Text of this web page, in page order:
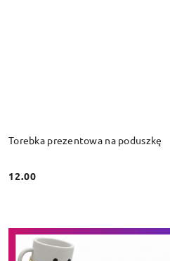
Torebka prezentowa na poduszkę
Cena:
12.00